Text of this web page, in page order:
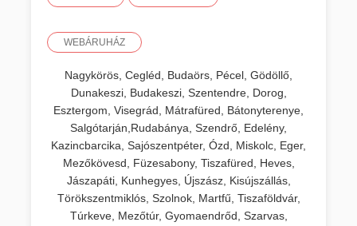
WEBÁRUHÁZ
Nagykörös, Cegléd, Budaörs, Pécel, Gödöllő,
Dunakeszi, Budakeszi, Szentendre, Dorog,
Esztergom, Visegrád, Mátrafüred, Bátonyterenye,
Salgótarján,Rudabánya, Szendrő, Edelény,
Kazincbarcika, Sajószentpéter, Ózd, Miskolc, Eger,
Mezőkövesd, Füzesabony, Tiszafüred, Heves,
Jászapáti, Kunhegyes, Újszász, Kisújszállás,
Törökszentmiklós, Szolnok, Martfű, Tiszaföldvár,
Túrkeve, Mezőtúr, Gyomaendrőd, Szarvas,